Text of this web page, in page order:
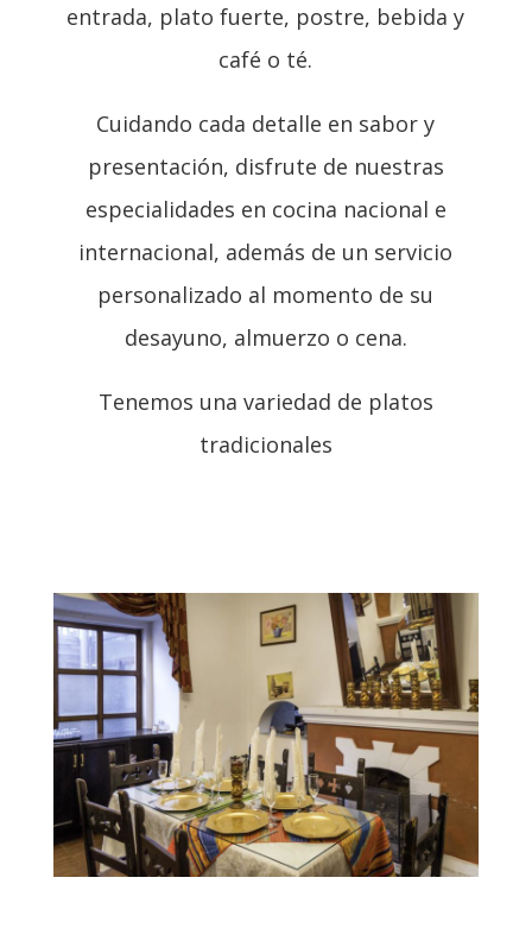
entrada, plato fuerte, postre, bebida y
café o té.
Cuidando cada detalle en sabor y
presentación, disfrute de nuestras
especialidades en cocina nacional e
internacional, además de un servicio
personalizado al momento de su
desayuno, almuerzo o cena.
Tenemos una variedad de platos
tradicionales